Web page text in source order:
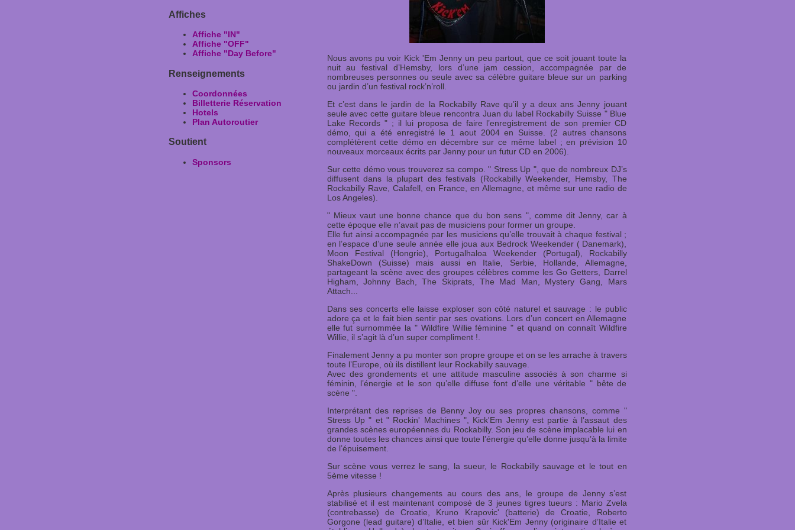
Affiches
Affiche "IN"
Affiche "OFF"
Affiche "Day Before"
Renseignements
Coordonnées
Billetterie Réservation
Hotels
Plan Autoroutier
Soutient
Sponsors
Nous avons pu voir Kick 'Em Jenny un peu partout, que ce soit jouant toute la
nuit au festival d’Hemsby, lors d’une jam cession, accompagnée par de
nombreuses personnes ou seule avec sa célèbre guitare bleue sur un parking
ou jardin d’un festival rock’n’roll.
Et c’est dans le jardin de la Rockabilly Rave qu’il y a deux ans Jenny jouant
seule avec cette guitare bleue rencontra Juan du label Rockabilly Suisse " Blue
Lake Records " ; il lui proposa de faire l’enregistrement de son premier CD
démo, qui a été enregistré le 1 aout 2004 en Suisse. (2 autres chansons
complétèrent cette démo en décembre sur ce même label ; en prévision 10
nouveaux morceaux écrits par Jenny pour un futur CD en 2006).
Sur cette démo vous trouverez sa compo. " Stress Up ", que de nombreux DJ’s
diffusent dans la plupart des festivals (Rockabilly Weekender, Hemsby, The
Rockabilly Rave, Calafell, en France, en Allemagne, et même sur une radio de
Los Angeles).
" Mieux vaut une bonne chance que du bon sens ", comme dit Jenny, car à
cette époque elle n’avait pas de musiciens pour former un groupe.
Elle fut ainsi accompagnée par les musiciens qu’elle trouvait à chaque festival ;
en l’espace d’une seule année elle joua aux Bedrock Weekender ( Danemark),
Moon Festival (Hongrie), Portugalhaloa Weekender (Portugal), Rockabilly
ShakeDown (Suisse) mais aussi en Italie, Serbie, Hollande, Allemagne,
partageant la scène avec des groupes célèbres comme les Go Getters, Darrel
Higham, Johnny Bach, The Skiprats, The Mad Man, Mystery Gang, Mars
Attach...
Dans ses concerts elle laisse exploser son côté naturel et sauvage : le public
adore ça et le fait bien sentir par ses ovations. Lors d’un concert en Allemagne
elle fut surnommée la " Wildfire Willie féminine " et quand on connaît Wildfire
Willie, il s’agit là d’un super compliment !.
Finalement Jenny a pu monter son propre groupe et on se les arrache à travers
toute l’Europe, où ils distillent leur Rockabilly sauvage.
Avec des grondements et une attitude masculine associés à son charme si
féminin, l’énergie et le son qu’elle diffuse font d’elle une véritable " bête de
scène ".
Interprétant des reprises de Benny Joy ou ses propres chansons, comme "
Stress Up " et " Rockin' Machines ", Kick'Em Jenny est partie à l’assaut des
grandes scènes européennes du Rockabilly. Son jeu de scène implacable lui en
donne toutes les chances ainsi que toute l’énergie qu’elle donne jusqu’à la limite
de l’épuisement.
Sur scène vous verrez le sang, la sueur, le Rockabilly sauvage et le tout en
5ème vitesse !
Après plusieurs changements au cours des ans, le groupe de Jenny s’est
stabilisé et il est maintenant composé de 3 jeunes tigres tueurs : Mario Zvela
(contrebasse) de Croatie, Kruno Krapovic' (batterie) de Croatie, Roberto
Gorgone (lead guitare) d’Italie, et bien sûr Kick'Em Jenny (originaire d’Italie et